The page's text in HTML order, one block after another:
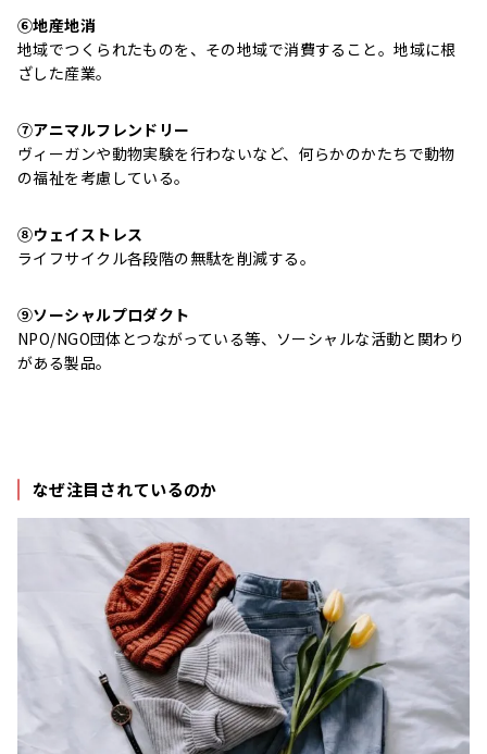
⑥地産地消
地域でつくられたものを、その地域で消費すること。地域に根
ざした産業。
⑦アニマルフレンドリー
ヴィーガンや動物実験を行わないなど、何らかのかたちで動物
の福祉を考慮している。
⑧ウェイストレス
ライフサイクル各段階の無駄を削減する。
⑨ソーシャルプロダクト
NPO/NGO団体とつながっている等、ソーシャルな活動と関わり
がある製品。
なぜ注目されているのか